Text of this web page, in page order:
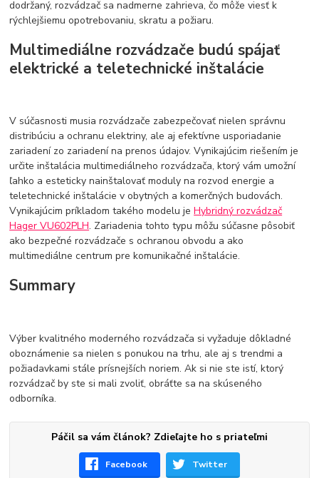
dodržaný, rozvádzač sa nadmerne zahrieva, čo môže viesť k
rýchlejšiemu opotrebovaniu, skratu a požiaru.
Multimediálne rozvádzače budú spájať
elektrické a teletechnické inštalácie
V súčasnosti musia rozvádzače zabezpečovať nielen správnu
distribúciu a ochranu elektriny, ale aj efektívne usporiadanie
zariadení zo zariadení na prenos údajov. Vynikajúcim riešením je
určite inštalácia multimediálneho rozvádzača, ktorý vám umožní
ľahko a esteticky nainštalovať moduly na rozvod energie a
teletechnické inštalácie v obytných a komerčných budovách.
Vynikajúcim príkladom takého modelu jeHybridný rozvádzač
Hager VU602PLH. Zariadenia tohto typu môžu súčasne pôsobiť
ako bezpečné rozvádzače s ochranou obvodu a ako
multimediálne centrum pre komunikačné inštalácie.
Summary
Výber kvalitného moderného rozvádzača si vyžaduje dôkladné
oboznámenie sa nielen s ponukou na trhu, ale aj s trendmi a
požiadavkami stále prísnejších noriem. Ak si nie ste istí, ktorý
rozvádzač by ste si mali zvoliť, obráťte sa na skúseného
odborníka.
Páčil sa vám článok? Zdieľajte ho s priateľmi
Facebook Twitter